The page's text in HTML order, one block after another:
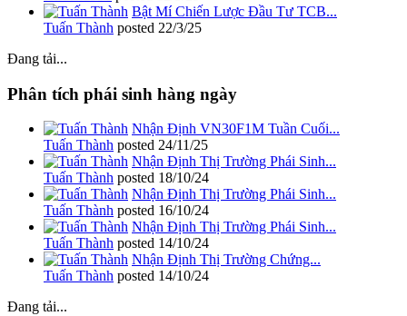
Bật Mí Chiến Lược Đầu Tư TCB...
Tuấn Thành posted 22/3/25
Đang tải...
Phân tích phái sinh hàng ngày
Nhận Định VN30F1M Tuần Cuối...
Tuấn Thành posted 24/11/25
Nhận Định Thị Trường Phái Sinh...
Tuấn Thành posted 18/10/24
Nhận Định Thị Trường Phái Sinh...
Tuấn Thành posted 16/10/24
Nhận Định Thị Trường Phái Sinh...
Tuấn Thành posted 14/10/24
Nhận Định Thị Trường Chứng...
Tuấn Thành posted 14/10/24
Đang tải...